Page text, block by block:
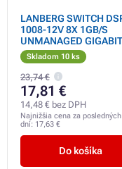
LANBERG SWITCH
1008-12V 8X 1GB/S
UNMANAGED GIGABIT
ETHERNET DESKTOP
Skladom 10 ks
23,74 €
17,81 €
14,48 € bez DPH
Najnižšia cena za
dní: 17,63 €
Do košíka